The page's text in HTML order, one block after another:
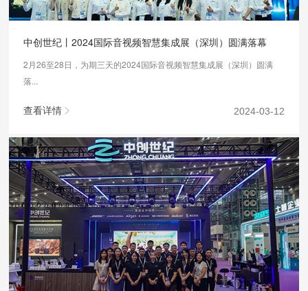
中创世纪丨2024国际音视频智慧集成展（深圳）圆满落幕
2月26至28日，为期三天的2024国际音视频智慧集成展（深圳）圆满
落...
2024-03-12
查看详情